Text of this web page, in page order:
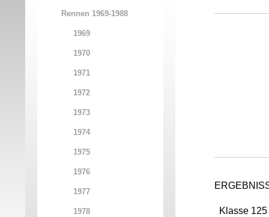
Rennen 1969-1988
1969
1970
1971
1972
1973
1974
1975
1976
1977
1978
Klasse